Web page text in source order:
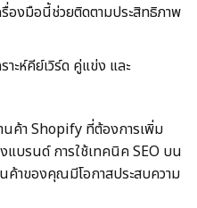
องมือนี้ช่วยติดตามประสิทธิภาพ
ะห์คีย์เวิร์ด คู่แข่ง และ
นค้า Shopify ที่ต้องการเพิ่ม
งแบรนด์ การใช้เทคนิค SEO บน
ค้าของคุณมีโอกาสประสบความ